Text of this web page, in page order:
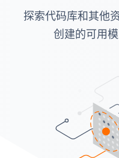
探索代码库和其他
创建的可用